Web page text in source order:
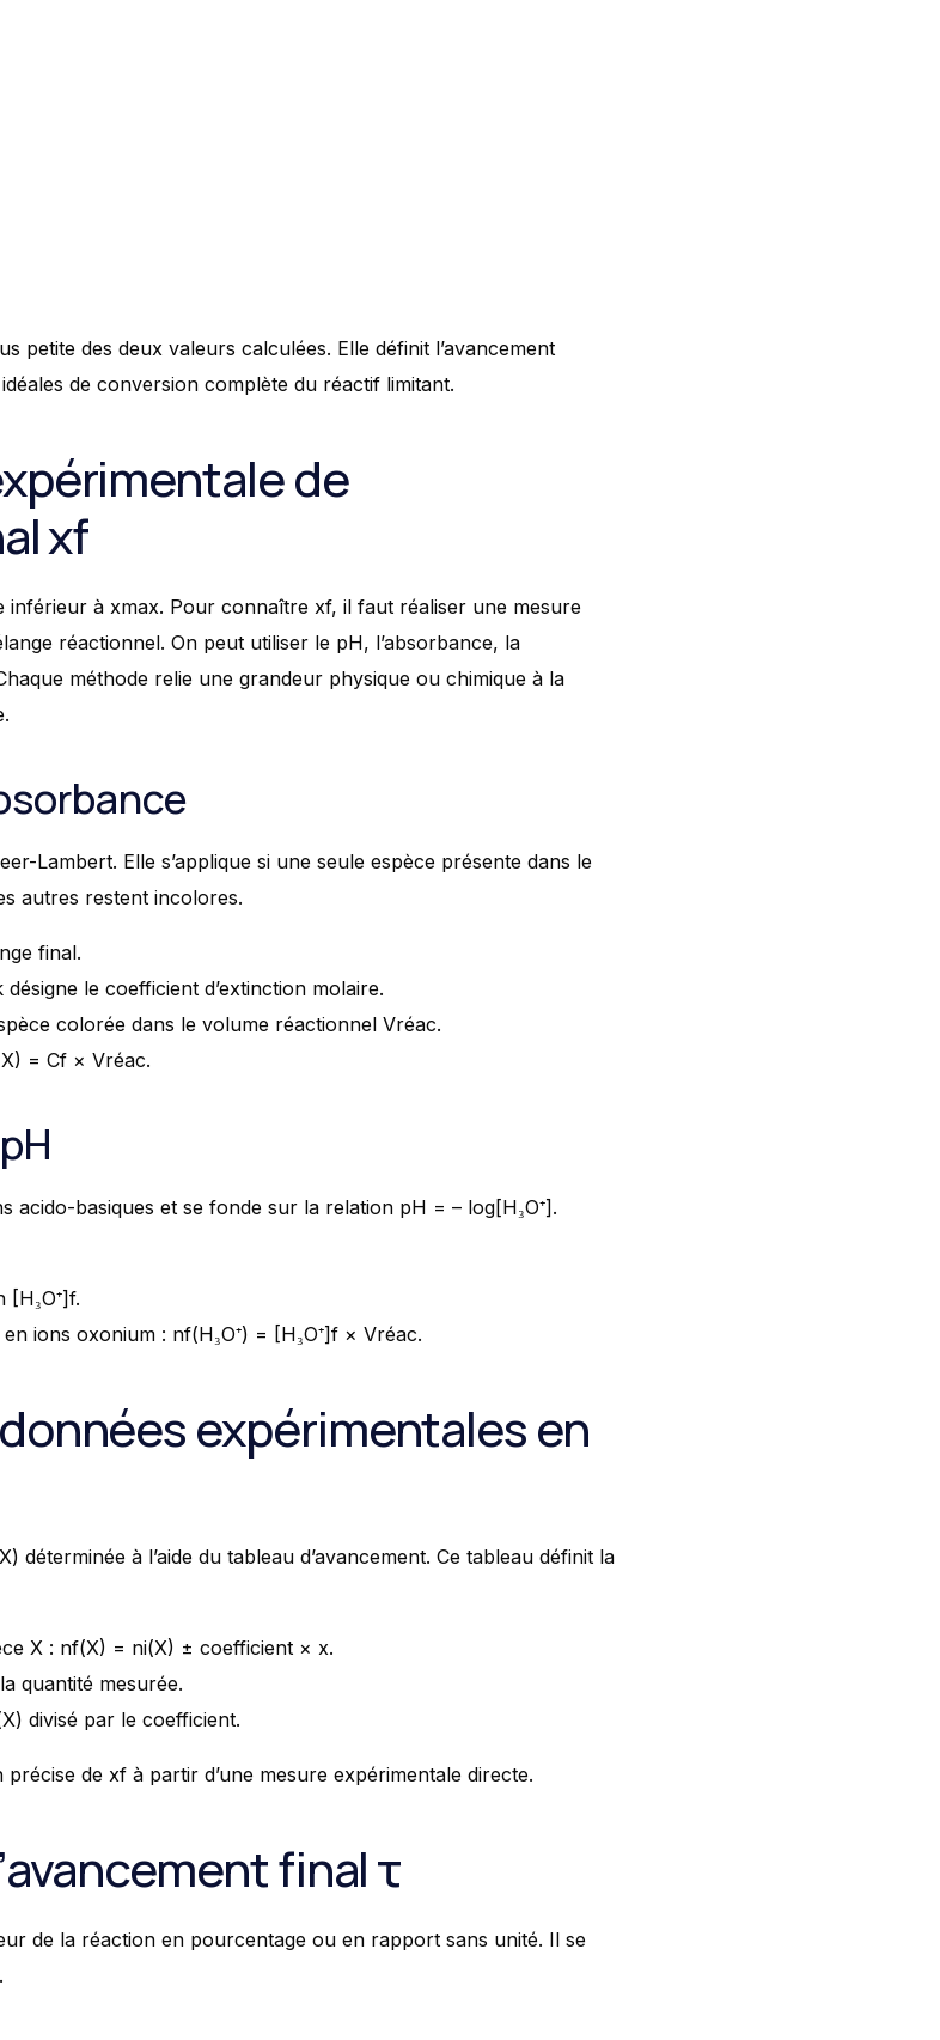
petite des deux valeurs calculées. Elle définit l’avancement
de conversion complète du réactif limitant.
de
xf
à xmax. Pour connaître xf, il faut réaliser une mesure
réactionnel. On peut utiliser le pH, l’absorbance, la
méthode relie une grandeur physique ou chimique à la
Lambert. Elle s’applique si une seule espèce présente dans le
autres restent incolores.
final.
le coefficient d’extinction molaire.
colorée dans le volume réactionnel Vréac.
= Cf × Vréac.
acido-basiques et se fonde sur la relation pH = – log[H₃O⁺].
ions oxonium : nf(H₃O⁺) = [H₃O⁺]f × Vréac.
expérimentales en
déterminée à l’aide du tableau d’avancement. Ce tableau définit la
X : nf(X) = ni(X) ± coefficient × x.
quantité mesurée.
divisé par le coefficient.
de xf à partir d’une mesure expérimentale directe.
final τ
de la réaction en pourcentage ou en rapport sans unité. Il se